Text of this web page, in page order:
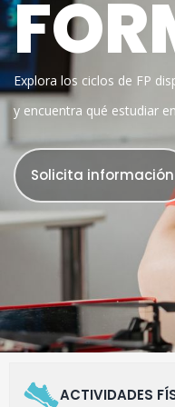
Explora los ciclos de FP
y encuentra qué estudiar
Solicita información
ACTIVIDADES